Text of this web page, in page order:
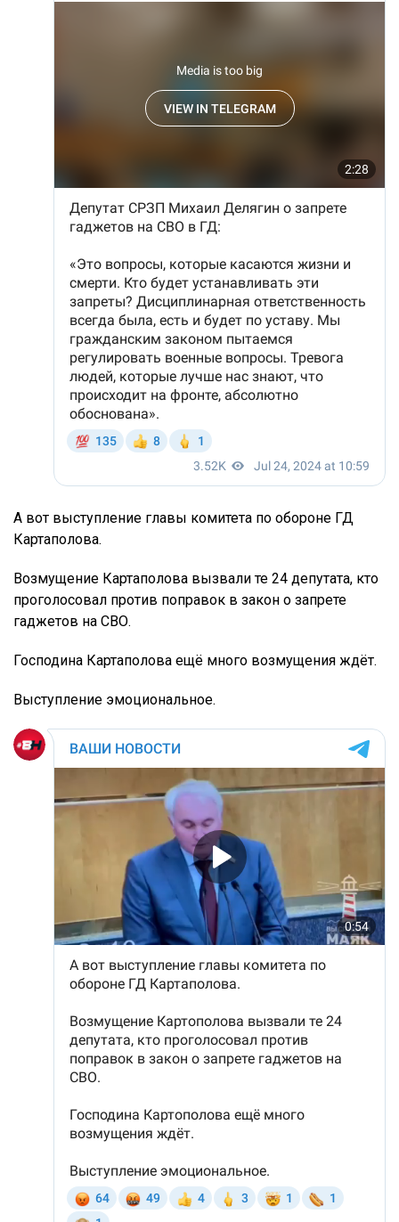
А вот выступление главы комитета по обороне ГД
Картаполова.
Возмущение Картаполова вызвали те 24 депутата, кто
проголосовал против поправок в закон о запрете
гаджетов на СВО.
Господина Картаполова ещё много возмущения ждёт.
Выступление эмоциональное.